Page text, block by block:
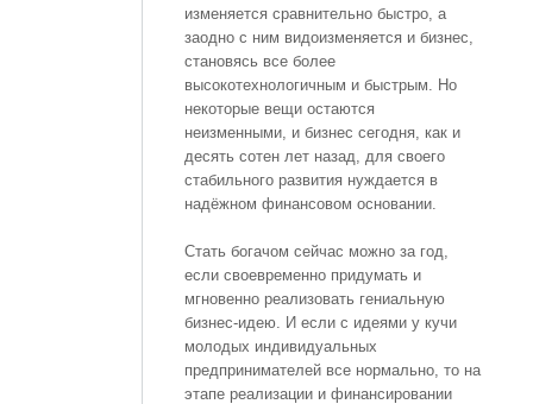
изменяется сравнительно быстро, а
заодно с ним видоизменяется и бизнес,
становясь все более
высокотехнологичным и быстрым. Но
некоторые вещи остаются
неизменными, и бизнес сегодня, как и
десять сотен лет назад, для своего
стабильного развития нуждается в
надёжном финансовом основании.
Стать богачом сейчас можно за год,
если своевременно придумать и
мгновенно реализовать гениальную
бизнес-идею. И если с идеями у кучи
молодых индивидуальных
предпринимателей все нормально, то на
этапе реализации и финансировании